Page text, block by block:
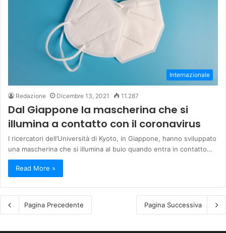
Internazionale
Redazione Dicembre 13, 2021 11.287
Dal Giappone la mascherina che si
illumina a contatto con il coronavirus
I ricercatori dell’Università di Kyoto, in Giappone, hanno sviluppato
una mascherina che si illumina al buio quando entra in contatto…
Read More »
Pagina Precedente Pagina Successiva